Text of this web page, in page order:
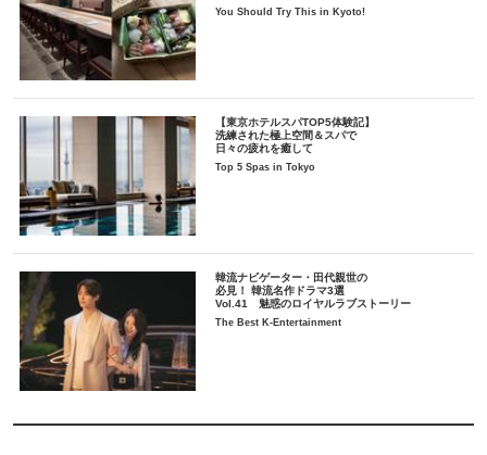
You Should Try This in Kyoto!
【東京ホテルスパTOP5体験記】
洗練された極上空間＆スパで
日々の疲れを癒して
Top 5 Spas in Tokyo
韓流ナビゲーター・田代親世の
必見！ 韓流名作ドラマ3選
Vol.41 魅惑のロイヤルラブストーリー
The Best K-Entertainment